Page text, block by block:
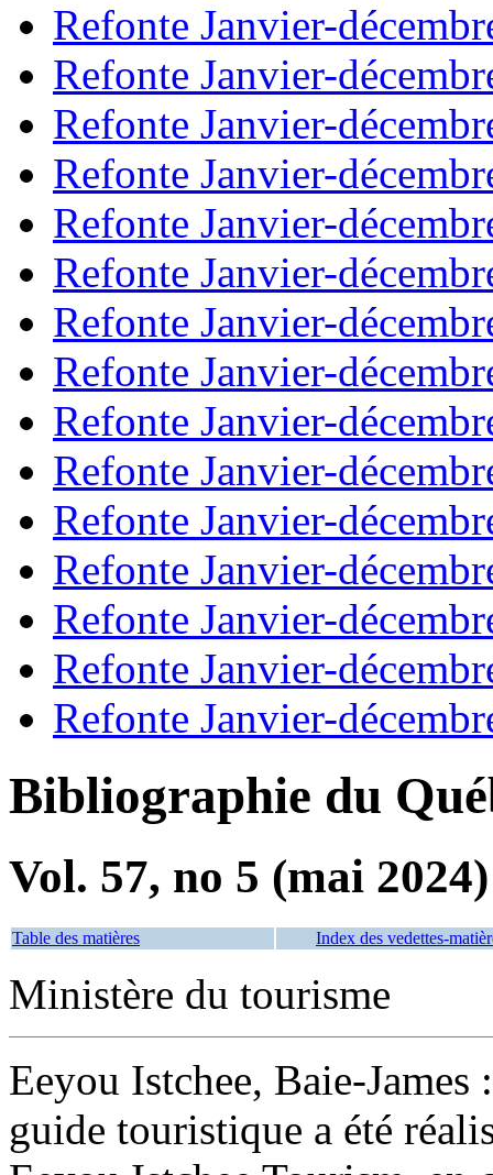
Refonte Janvier-
Refonte Janvier-
Refonte Janvier-
Refonte Janvier-
Refonte Janvier-
Refonte Janvier-
Refonte Janvier-
Refonte Janvier-
Refonte Janvier-
Refonte Janvier-
Refonte Janvier-
Refonte Janvier-
Refonte Janvier-
Refonte Janvier-
Refonte Janvier-
Bibliographie du
Vol. 57, no 5 (mai 2024)
Table des matières Index des vedettes-
Ministère du tourisme
Eeyou Istchee, Baie-
guide touristique a été